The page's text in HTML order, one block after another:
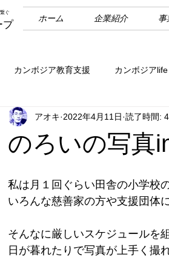
ぐ
プ
ホーム 企業紹介 事
カンボジア教育支援 カンボジアlife
のろいの写真
アオキ 2022年4月11日 読了時間:
私は月１回ぐらい田舎の小学校
いろんな慈善家の方や支援団体
そんなに厳しいスケジュールを
日が暮れたりで写真が上手く撮